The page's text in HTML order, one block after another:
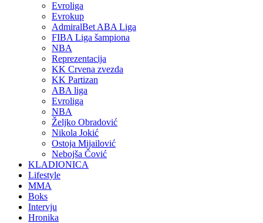
Evroliga
Evrokup
AdmiralBet ABA Liga
FIBA Liga šampiona
NBA
Reprezentacija
KK Crvena zvezda
KK Partizan
ABA liga
Evroliga
NBA
Željko Obradović
Nikola Jokić
Ostoja Mijailović
Nebojša Čović
KLADIONICA
Lifestyle
MMA
Boks
Intervju
Hronika